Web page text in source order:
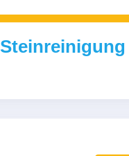
Steinreinigung